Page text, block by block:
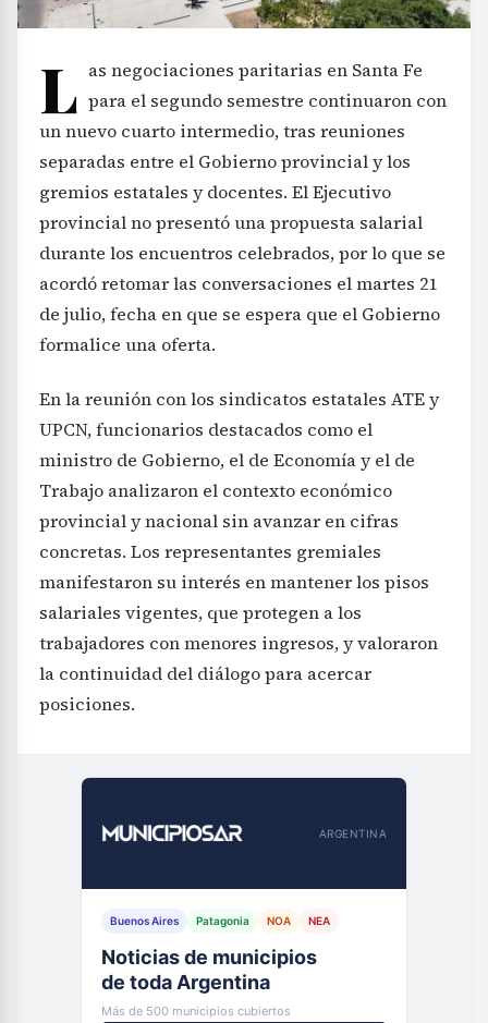
L as negociaciones paritarias en Santa Fe
para el segundo semestre continuaron con
un nuevo cuarto intermedio, tras reuniones
separadas entre el Gobierno provincial y los
gremios estatales y docentes. El Ejecutivo
provincial no presentó una propuesta salarial
durante los encuentros celebrados, por lo que se
acordó retomar las conversaciones el martes 21
de julio, fecha en que se espera que el Gobierno
formalice una oferta.
En la reunión con los sindicatos estatales ATE y
UPCN, funcionarios destacados como el
ministro de Gobierno, el de Economía y el de
Trabajo analizaron el contexto económico
provincial y nacional sin avanzar en cifras
concretas. Los representantes gremiales
manifestaron su interés en mantener los pisos
salariales vigentes, que protegen a los
trabajadores con menores ingresos, y valoraron
la continuidad del diálogo para acercar
posiciones.
ARGENTINA
Buenos Aires Patagonia NOA NEA
Noticias de municipios
de toda Argentina
Más de 500 municipios cubiertos